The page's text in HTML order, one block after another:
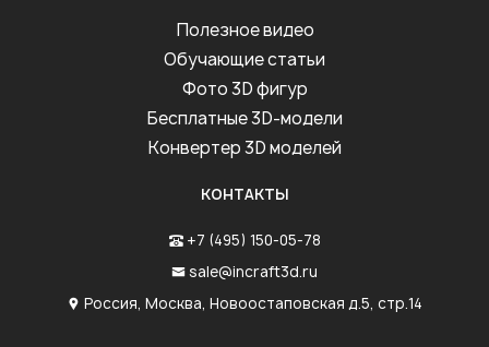
Полезное видео
Обучающие статьи
Фото 3D фигур
Бесплатные 3D-модели
Конвертер 3D моделей
КОНТАКТЫ
+7 (495) 150-05-78
sale@incraft3d.ru
Россия, Москва, Новоостаповская д.5, стр.14